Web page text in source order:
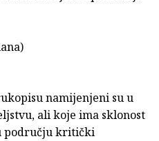
namijenjeni su u
ali koje ima sklonost
području kritički